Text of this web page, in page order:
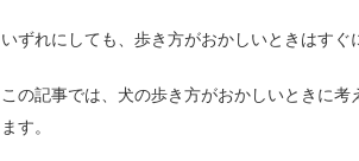
いずれにしても、歩き方がおかしいときはすぐ
この記事では、犬の歩き方がおかしいときに
ます。